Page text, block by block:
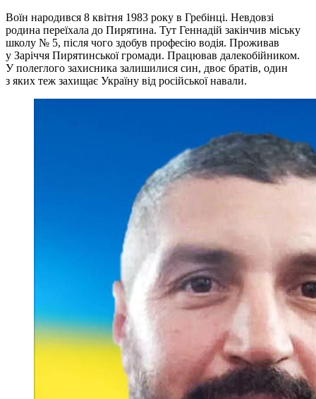
Воїн народився 8 квітня 1983 року в Гребінці. Невдовзі
родина переїхала до Пирятина. Тут Геннадій закінчив міську
школу № 5, після чого здобув професію водія. Проживав
у Заріччя Пирятинської громади. Працював далекобійником.
У полеглого захисника залишилися син, двоє братів, один
з яких теж захищає Україну від російської навали.